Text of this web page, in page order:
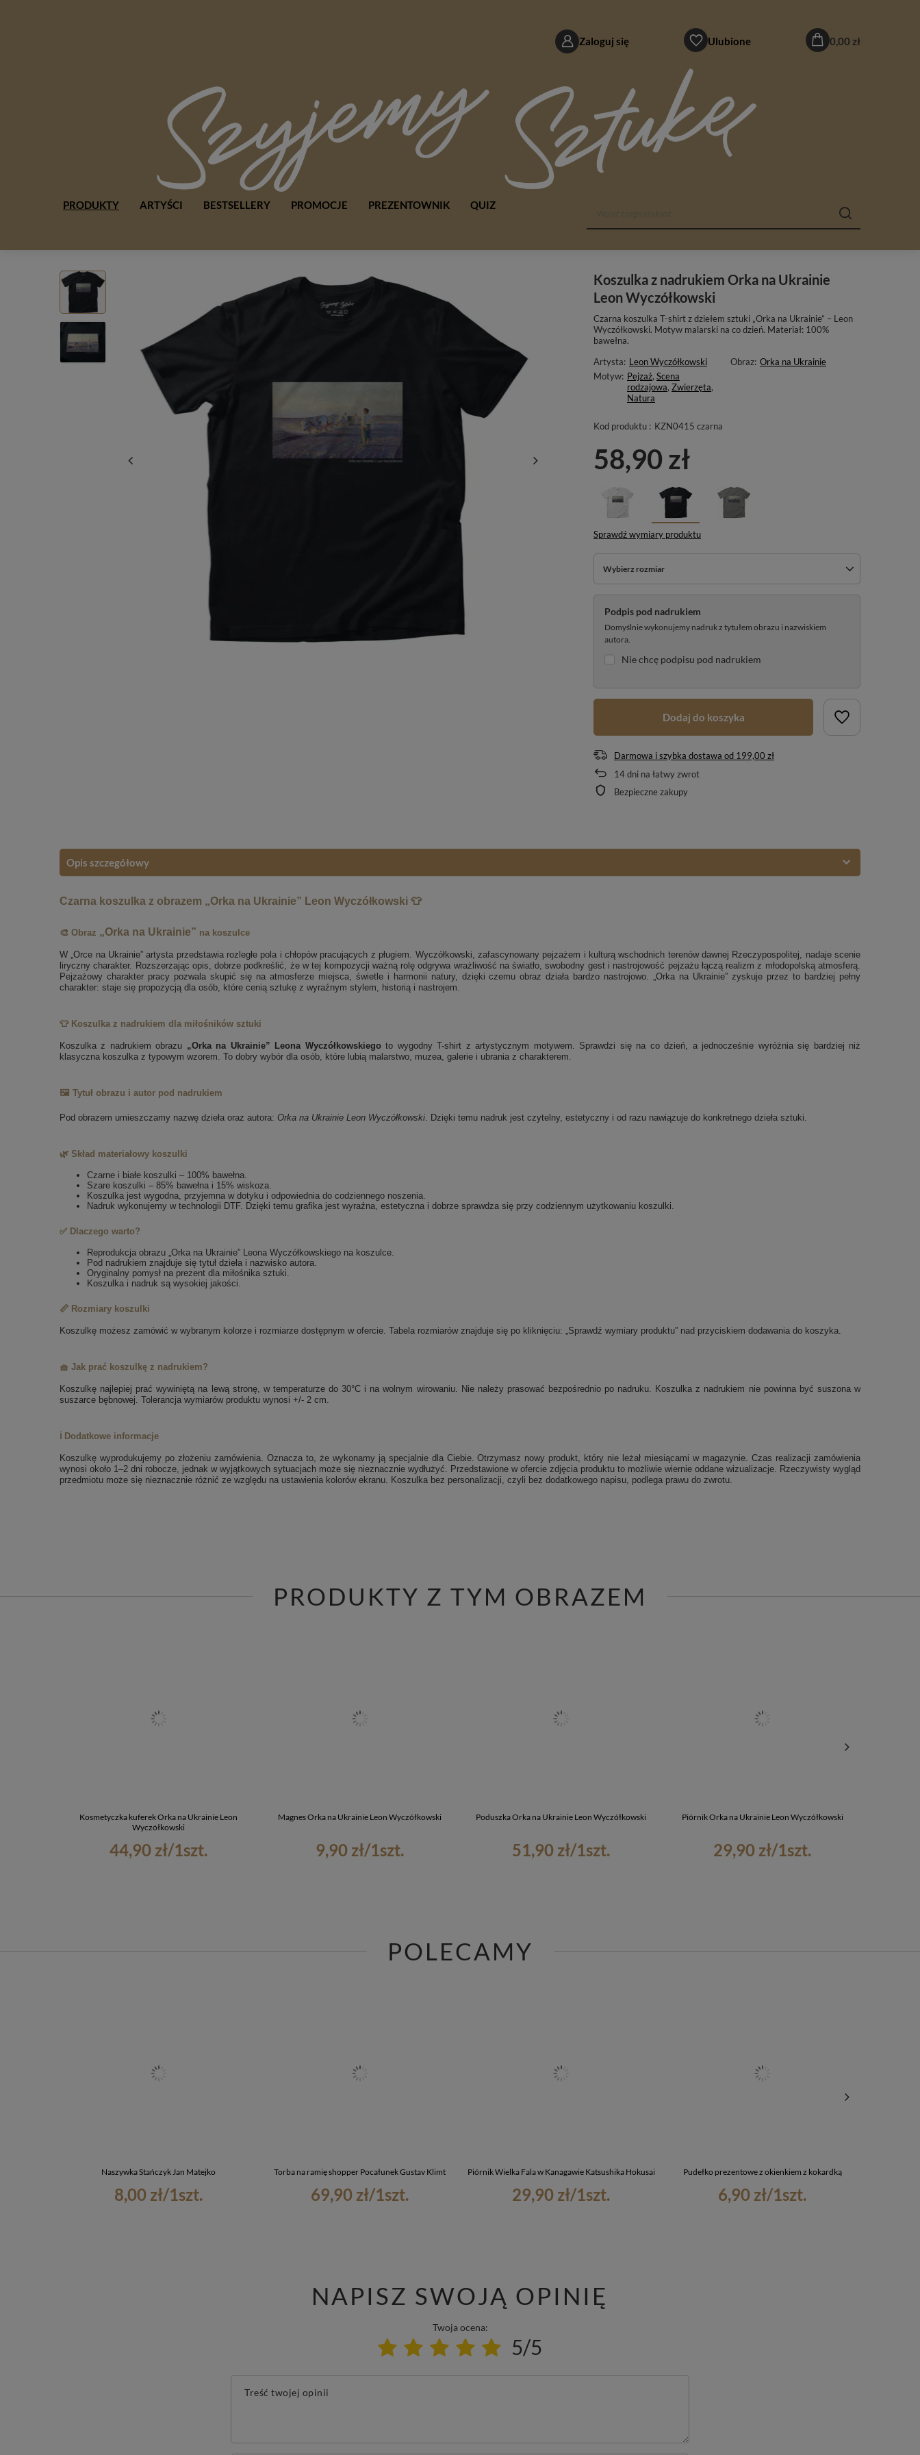
Zaloguj się Ulubione 0,00 zł
PRODUKTY ARTYŚCI BESTSELLERY PROMOCJE PREZENTOWNIK QUIZ
Koszulka z nadrukiem Orka na Ukrainie
Leon Wyczółkowski
Czarna koszulka T-shirt z dziełem sztuki „Orka na Ukrainie” – Leon
Wyczółkowski. Motyw malarski na co dzień. Materiał: 100%
bawełna.
Artysta: Leon Wyczółkowski Obraz: Orka na Ukrainie
Motyw: Pejzaż,Scena
rodzajowa, Zwierzęta,
Natura
Kod produktu : KZN0415 czarna
58,90 zł
Sprawdź wymiary produktu
Wybierz rozmiar
Podpis pod nadrukiem
Domyślnie wykonujemy nadruk z tytułem obrazu i nazwiskiem
autora.
Nie chcę podpisu pod nadrukiem
Dodaj do koszyka
Darmowa i szybka dostawa od 199,00 zł
14dni na łatwy zwrot
Bezpieczne zakupy
Opis szczegółowy
Czarna koszulka z obrazem „Orka na Ukrainie” Leon Wyczółkowski 👕
🎨 Obraz „Orka na Ukrainie” na koszulce
W „Orce na Ukrainie” artysta przedstawia rozległe pola i chłopów pracujących z pługiem. Wyczółkowski, zafascynowany pejzażem i kulturą wschodnich terenów dawnej Rzeczypospolitej, nadaje scenie
liryczny charakter. Rozszerzając opis, dobrze podkreślić, że w tej kompozycji ważną rolę odgrywa wrażliwość na światło, swobodny gest i nastrojowość pejzażu łączą realizm z młodopolską atmosferą.
Pejzażowy charakter pracy pozwala skupić się na atmosferze miejsca, świetle i harmonii natury, dzięki czemu obraz działa bardzo nastrojowo. „Orka na Ukrainie” zyskuje przez to bardziej pełny
charakter: staje się propozycją dla osób, które cenią sztukę z wyraźnym stylem, historią i nastrojem.
👕 Koszulka z nadrukiem dla miłośników sztuki
Koszulka z nadrukiem obrazu „Orka na Ukrainie” Leona Wyczółkowskiegoto wygodny T-shirt z artystycznym motywem. Sprawdzi się na co dzień, a jednocześnie wyróżnia się bardziej niż
klasyczna koszulka z typowym wzorem. To dobry wybór dla osób, które lubią malarstwo, muzea, galerie i ubrania z charakterem.
🖼️ Tytuł obrazu i autor pod nadrukiem
Pod obrazem umieszczamy nazwę dzieła oraz autora: Orka na Ukrainie Leon Wyczółkowski . Dzięki temu nadruk jest czytelny, estetyczny i od razu nawiązuje do konkretnego dzieła sztuki.
🌿 Skład materiałowy koszulki
Czarne i białe koszulki – 100% bawełna.
Szare koszulki – 85% bawełna i 15% wiskoza.
Koszulka jest wygodna, przyjemna w dotyku i odpowiednia do codziennego noszenia.
Nadruk wykonujemy w technologii DTF. Dzięki temu grafika jest wyraźna, estetyczna i dobrze sprawdza się przy codziennym użytkowaniu koszulki.
✅ Dlaczego warto?
Reprodukcja obrazu „Orka na Ukrainie” Leona Wyczółkowskiego na koszulce.
Pod nadrukiem znajduje się tytuł dzieła i nazwisko autora.
Oryginalny pomysł na prezent dla miłośnika sztuki.
Koszulka i nadruk są wysokiej jakości.
📏 Rozmiary koszulki
Koszulkę możesz zamówić w wybranym kolorze i rozmiarze dostępnym w ofercie. Tabela rozmiarów znajduje się po kliknięciu: „Sprawdź wymiary produktu” nad przyciskiem dodawania do koszyka.
🧺 Jak prać koszulkę z nadrukiem?
Koszulkę najlepiej prać wywiniętą na lewą stronę, w temperaturze do 30°C i na wolnym wirowaniu. Nie należy prasować bezpośrednio po nadruku. Koszulka z nadrukiem nie powinna być suszona w
suszarce bębnowej. Tolerancja wymiarów produktu wynosi +/- 2 cm.
ℹ️ Dodatkowe informacje
Koszulkę wyprodukujemy po złożeniu zamówienia. Oznacza to, że wykonamy ją specjalnie dla Ciebie. Otrzymasz nowy produkt, który nie leżał miesiącami w magazynie. Czas realizacji zamówienia
wynosi około 1–2 dni robocze, jednak w wyjątkowych sytuacjach może się nieznacznie wydłużyć. Przedstawione w ofercie zdjęcia produktu to możliwie wiernie oddane wizualizacje. Rzeczywisty wygląd
przedmiotu może się nieznacznie różnić ze względu na ustawienia kolorów ekranu. Koszulka bez personalizacji, czyli bez dodatkowego napisu, podlega prawu do zwrotu.
PRODUKTY Z TYM OBRAZEM
Kosmetyczka kuferek Orka na Ukrainie Leon
Wyczółkowski
44,90 zł/1szt.
Magnes Orka na Ukrainie Leon Wyczółkowski
9,90 zł/1szt.
Poduszka Orka na Ukrainie Leon Wyczółkowski
51,90 zł/1szt.
Piórnik Orka na Ukrainie Leon Wyczółkowski
29,90 zł/1szt.
POLECAMY
Naszywka Stańczyk Jan Matejko
8,00 zł/1szt.
Torba na ramię shopper Pocałunek Gustav Klimt
69,90 zł/1szt.
Piórnik Wielka Fala w Kanagawie Katsushika Hokusai
29,90 zł/1szt.
Pudełko prezentowe z okienkiem z kokardką
6,90 zł/1szt.
NAPISZ SWOJĄ OPINIĘ
Twoja ocena:
5/5
Treść twojej opinii